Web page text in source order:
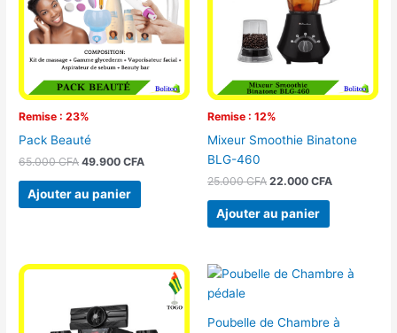
Remise : 23%
Pack Beauté
65.000CFA 49.900CFA
Ajouter au panier
Remise : 12%
Mixeur Smoothie Binatone
BLG-460
25.000CFA 22.000 CFA
Ajouter au panier
Poubelle de Chambre à